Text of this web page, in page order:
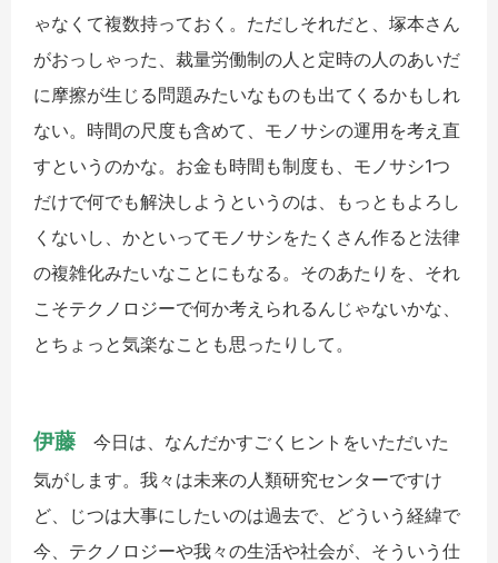
ゃなくて複数持っておく。ただしそれだと、塚本さん
がおっしゃった、裁量労働制の人と定時の人のあいだ
に摩擦が生じる問題みたいなものも出てくるかもしれ
ない。時間の尺度も含めて、モノサシの運用を考え直
すというのかな。お金も時間も制度も、モノサシ1つ
だけで何でも解決しようというのは、もっともよろし
くないし、かといってモノサシをたくさん作ると法律
の複雑化みたいなことにもなる。そのあたりを、それ
こそテクノロジーで何か考えられるんじゃないかな、
とちょっと気楽なことも思ったりして。
伊藤 今日は、なんだかすごくヒントをいただいた
気がします。我々は未来の人類研究センターですけ
ど、じつは大事にしたいのは過去で、どういう経緯で
今、テクノロジーや我々の生活や社会が、そういう仕